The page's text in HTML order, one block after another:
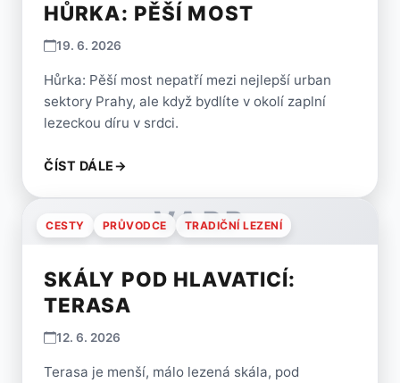
HŮRKA: PĚŠÍ MOST
19. 6. 2026
Hůrka: Pěší most nepatří mezi nejlepší urban
sektory Prahy, ale když bydlíte v okolí zaplní
lezeckou díru v srdci.
ČÍST DÁLE→
VARP
CESTY PRŮVODCE TRADIČNÍ LEZENÍ
SKÁLY POD HLAVATICÍ:
TERASA
12. 6. 2026
Terasa je menší, málo lezená skála, pod